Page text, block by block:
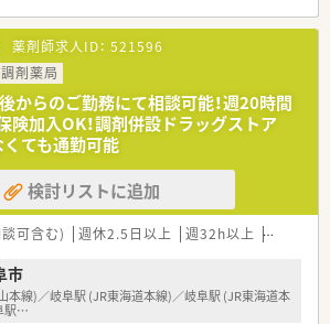
のため、安心してご就業いただけます。
良時などのお休みも取りやすい環境です。子
剤師さんにもおすすめです。
です／／
県下８つの病院を運営しております。
までを担う最大規模の医療ネットワークです。
に安心で安全な医療が提供できるよう、質の高い
を得るための研鑽に努めています。
ております。
薬剤師求人ID： 521596
調剤薬局
後からのご勤務にて相談可能！週20時間
険加入OK！調剤併設ドラッグストア
くても通勤可能
検討リストに追加
可含む) 週休2.5日以上 週32h以上 未経験可
市
本線)／岐阜駅 (JR東海道本線)／岐阜駅 (JR東海道本
駅…